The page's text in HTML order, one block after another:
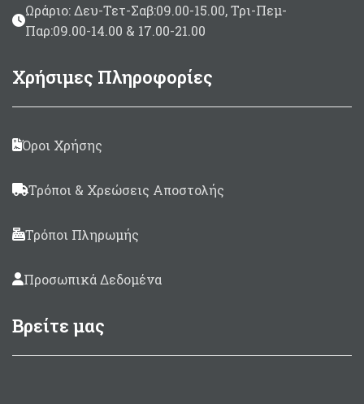
Ωράριο: Δευ-Τετ-Σαβ:09.00-15.00, Τρι-Πεμ-
Παρ:09.00-14.00 & 17.00-21.00
Χρήσιμες Πληροφορίες
Όροι Χρήσης
Τρόποι & Χρεώσεις Αποστολής
Τρόποι Πληρωμής
Προσωπικά Δεδομένα
Βρείτε μας